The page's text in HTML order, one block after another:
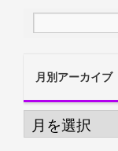
月別アーカイブ